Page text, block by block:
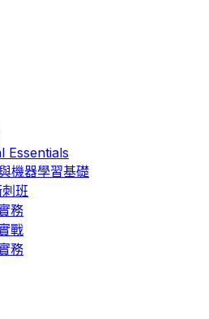
Essentials
機器學習基礎
班
務
戰
務